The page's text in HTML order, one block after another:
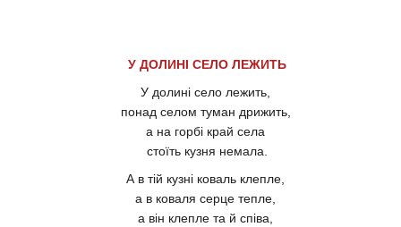
У ДОЛИНІ СЕЛО ЛЕЖИТЬ
У долині село лежить,
понад селом туман дрижить,
а на горбі край села
стоїть кузня немала.
А в тій кузні коваль клепле,
а в коваля серце тепле,
а він клепле та й співа,